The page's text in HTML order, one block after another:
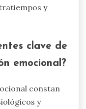
y
clave de
emocional?
constan
y